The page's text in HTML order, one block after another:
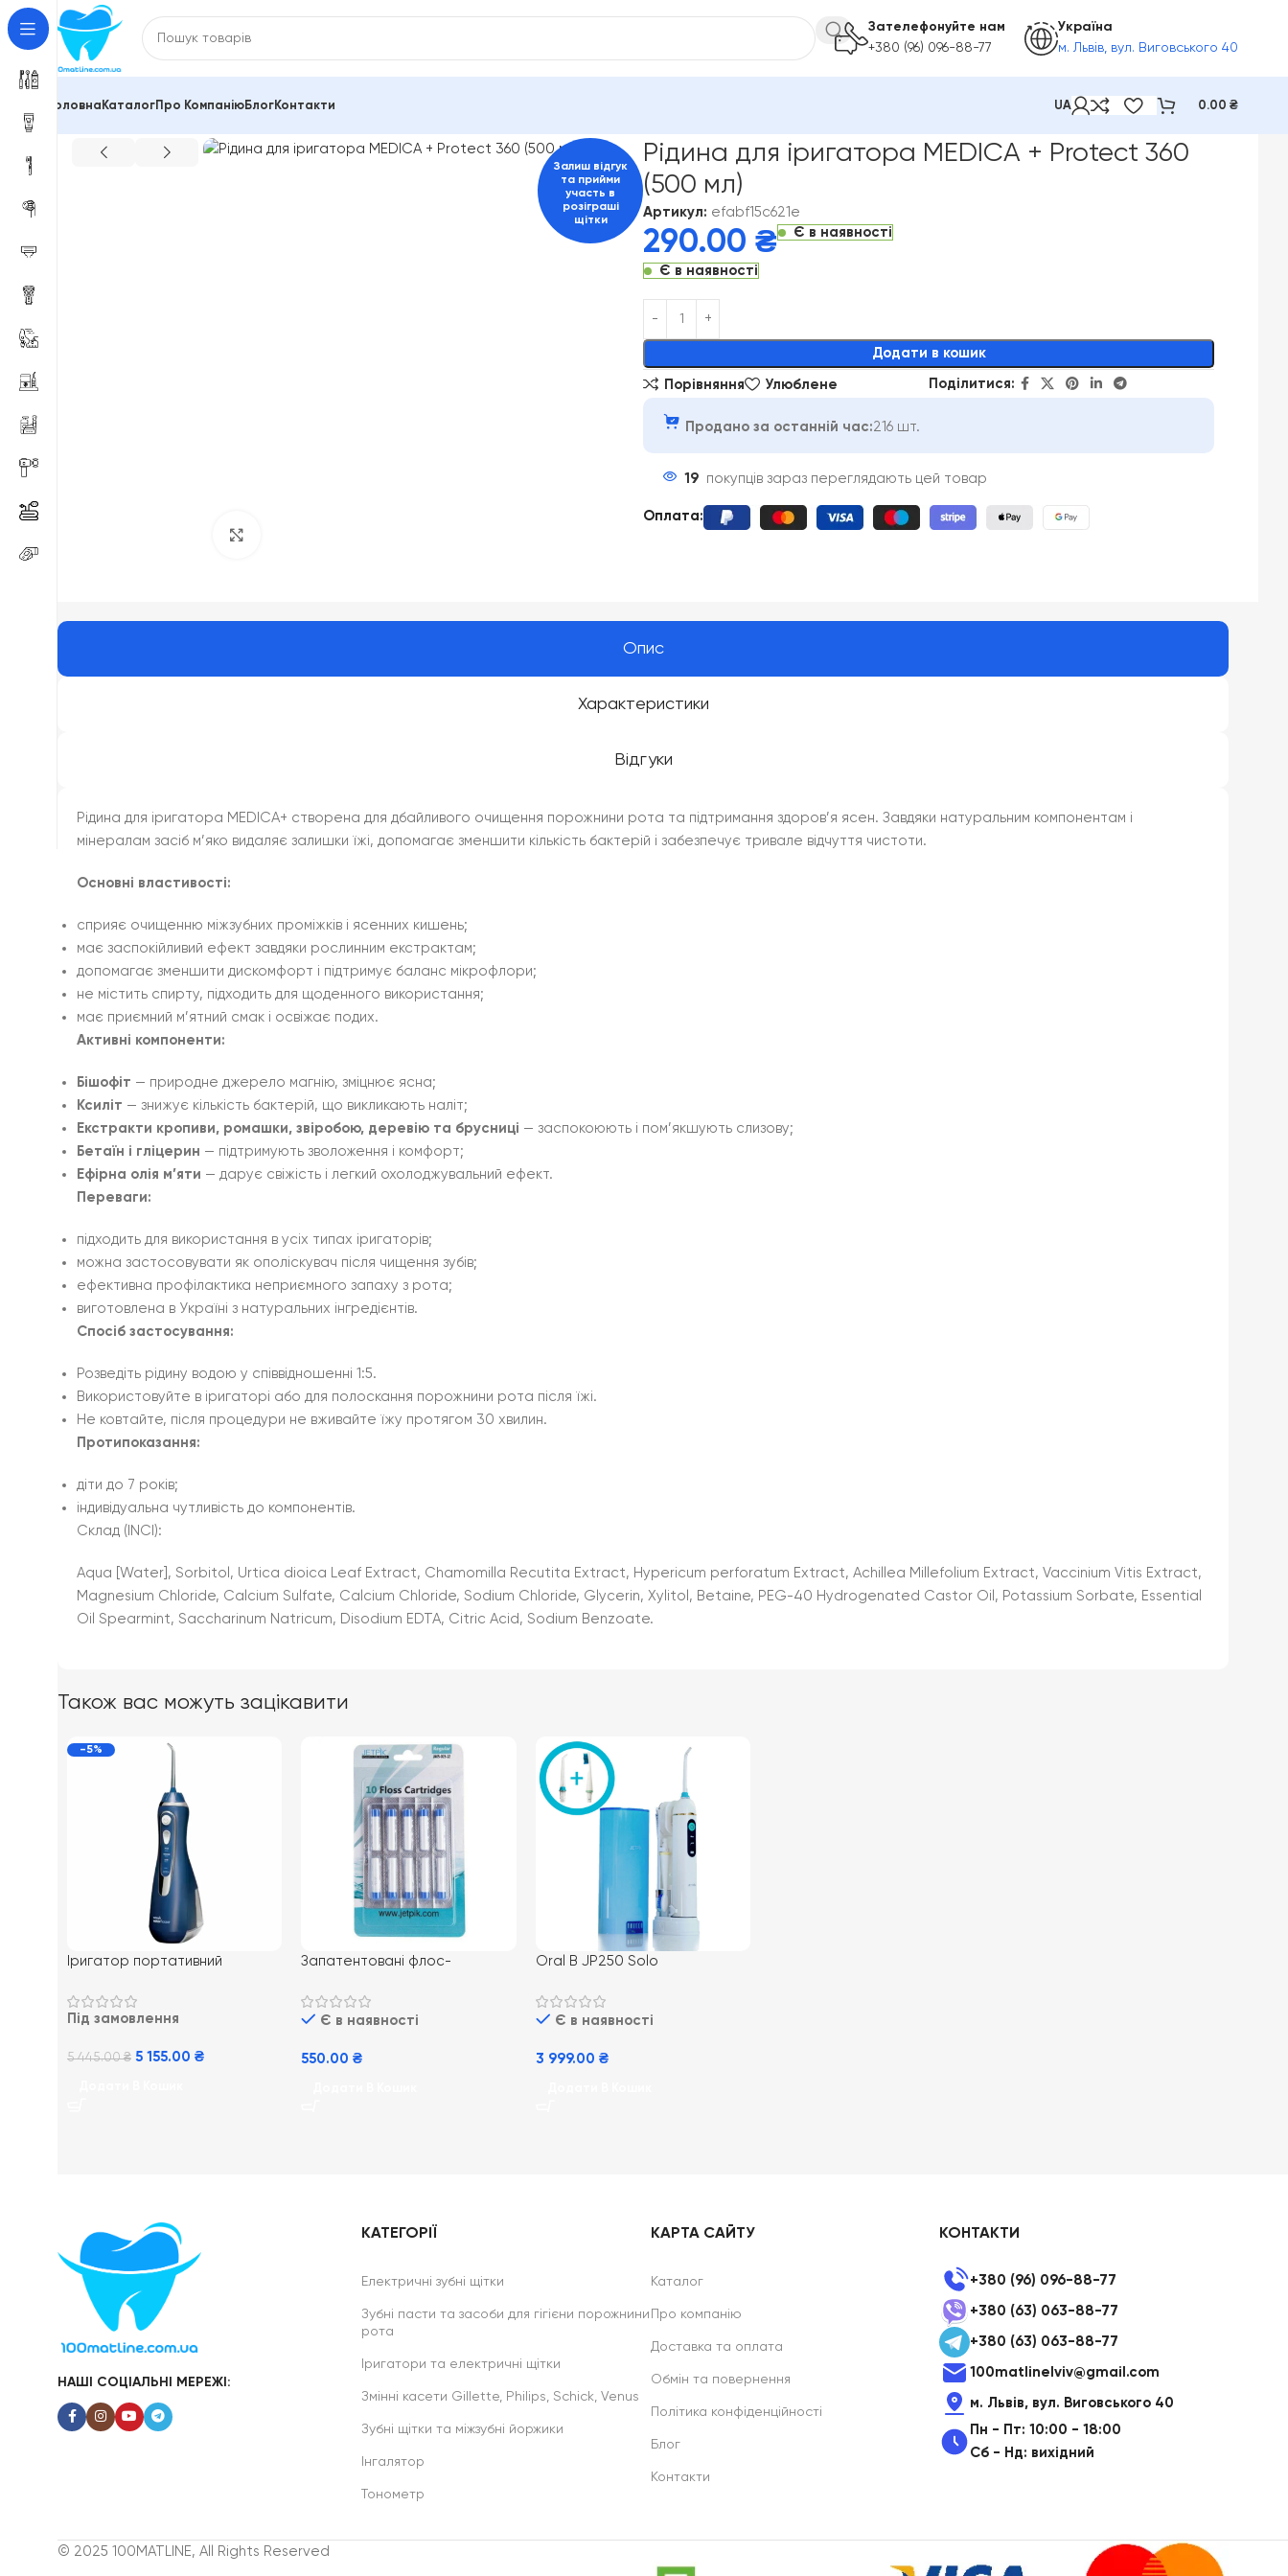
Зателефонуйте нам
+380 (96) 096-88-77
Україна
м. Львів, вул. Виговського 40
Головна КаталогПро КомпаніюБлогКонтакти UA 0.00 ₴
Залиш відгук
та прийми
участь в
розіграші
щітки
Рідина для іригатора MEDICA + Protect 360
(500 мл)
Артикул: efabf15c621e
290.00 ₴ Є в наявності
Є в наявності
Додати в кошик
Alternative:
Порівняння Улюблене Поділитися:
Продано за останній час:216 шт.
19 покупців зараз переглядають цей товар
Оплата:
Опис
Характеристики
Відгуки
Рідина для іригатора MEDICA+ створена для дбайливого очищення порожнини рота та підтримання здоров’я ясен. Завдяки натуральним компонентам і
мінералам засіб м’яко видаляє залишки їжі, допомагає зменшити кількість бактерій і забезпечує тривале відчуття чистоти.
Основні властивості:
сприяє очищенню міжзубних проміжків і ясенних кишень;
має заспокійливий ефект завдяки рослинним екстрактам;
допомагає зменшити дискомфорт і підтримує баланс мікрофлори;
не містить спирту, підходить для щоденного використання;
має приємний м’ятний смак і освіжає подих.
Активні компоненти:
Бішофіт — природне джерело магнію, зміцнює ясна;
Ксиліт — знижує кількість бактерій, що викликають наліт;
Екстракти кропиви, ромашки, звіробою, деревію та брусниці — заспокоюють і пом’якшують слизову;
Бетаїн і гліцерин — підтримують зволоження і комфорт;
Ефірна олія м’яти — дарує свіжість і легкий охолоджувальний ефект.
Переваги:
підходить для використання в усіх типах іригаторів;
можна застосовувати як ополіскувач після чищення зубів;
ефективна профілактика неприємного запаху з рота;
виготовлена в Україні з натуральних інгредієнтів.
Спосіб застосування:
Розведіть рідину водою у співвідношенні 1:5.
Використовуйте в іригаторі або для полоскання порожнини рота після їжі.
Не ковтайте, після процедури не вживайте їжу протягом 30 хвилин.
Протипоказання:
діти до 7 років;
індивідуальна чутливість до компонентів.
Склад (INCI):
Aqua [Water], Sorbitol, Urtica dioica Leaf Extract, Chamomilla Recutita Extract, Hypericum perforatum Extract, Achillea Millefolium Extract, Vaccinium Vitis Extract,
Magnesium Chloride, Calcium Sulfate, Calcium Chloride, Sodium Chloride, Glycerin, Xylitol, Betaine, PEG-40 Hydrogenated Castor Oil, Potassium Sorbate, Essential
Oil Spearmint, Saccharinum Natricum, Disodium EDTA, Citric Acid, Sodium Benzoate.
Також вас можуть зацікавити
-5%
Іригатор портативний
Water Flosser Blue WP-563
Під замовлення
5 445.00₴ 5 155.00 ₴
Запатентовані флос-
Є в наявності
550.00₴
Oral B JP250 Solo
(іригатор з флосом+щітка) з
УФ-санітайзером, 3в1 Jetpik
Є в наявності
3 999.00 ₴
НАШІ СОЦІАЛЬНІ МЕРЕЖІ:
КАТЕГОРІЇ
Електричні зубні щітки
Зубні пасти та засоби для гігієни порожнини
рота
Іригатори та електричні щітки
Змінні касети Gillette, Philips, Schick, Venus
Зубні щітки та міжзубні йоржики
Інгалятор
Тонометр
КАРТА САЙТУ
Каталог
Про компанію
Доставка та оплата
Обмін та повернення
Політика конфіденційності
Блог
Контакти
КОНТАКТИ
+380 (96) 096-88-77
+380 (63) 063-88-77
+380 (63) 063-88-77
100matlinelviv@gmail.com
м. Львів, вул. Виговського 40
Пн - Пт: 10:00 - 18:00
Сб - Нд: вихідний
© 2025 100MATLINE, All Rights Reserved